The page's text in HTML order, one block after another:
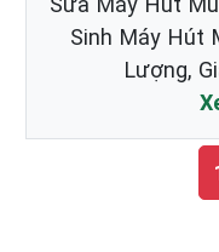
Sinh Máy Hút
Lượng,